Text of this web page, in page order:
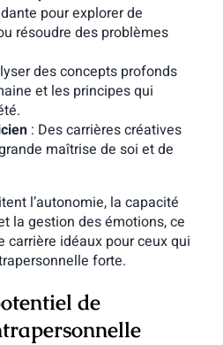
pour explorer de
résoudre des problèmes
des concepts profonds
et les principes qui
: Des carrières créatives
maîtrise de soi et de
l’autonomie, la capacité
la gestion des émotions, ce
carrière idéaux pour ceux qui
forte.
de